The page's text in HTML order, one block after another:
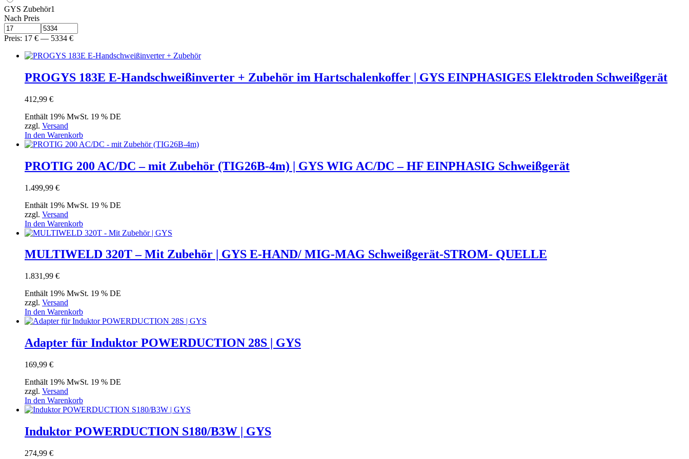
GYS Zubehör1
Nach Preis
Preis: 17 € — 5334 €
PROGYS 183E E-Handschweißinverter + Zubehör im Hartschalenkoffer | GYS EINPHASIGES Elektroden Schweißgerät
412,99 €
Enthält 19% MwSt. 19 % DE
zzgl. Versand
In den Warenkorb
PROTIG 200 AC/DC – mit Zubehör (TIG26B-4m) | GYS WIG AC/DC – HF EINPHASIG Schweißgerät
1.499,99 €
Enthält 19% MwSt. 19 % DE
zzgl. Versand
In den Warenkorb
MULTIWELD 320T – Mit Zubehör | GYS E-HAND/ MIG-MAG Schweißgerät-STROM- QUELLE
1.831,99 €
Enthält 19% MwSt. 19 % DE
zzgl. Versand
In den Warenkorb
Adapter für Induktor POWERDUCTION 28S | GYS
169,99 €
Enthält 19% MwSt. 19 % DE
zzgl. Versand
In den Warenkorb
Induktor POWERDUCTION S180/B3W | GYS
274,99 €